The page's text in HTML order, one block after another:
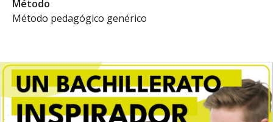
Método
Método pedagógico genérico